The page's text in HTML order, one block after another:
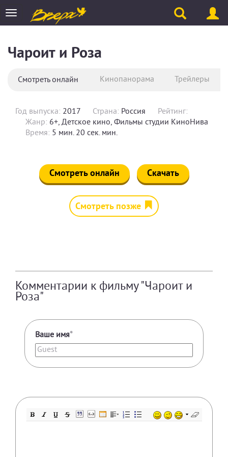
Toggle
navigation
Чароит и Роза
Смотреть онлайн Кинопанорама Трейлеры
Год выпуска: 2017 Страна: Россия
Рейтинг:
Жанр: 6+, Детское кино, Фильмы студии КиноНива
Время: 5 мин. 20 сек. мин.
Смотреть онлайн Скачать
Смотреть позже
Комментарии к фильму "Чароит и
Роза"
Ваше имя*